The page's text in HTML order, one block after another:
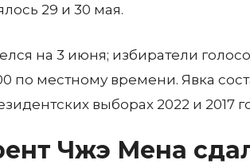
29 и 30 мая.
на 3 июня; избиратели
по местному времени. Явка
выборах 2022 и 2017
Чжэ Мена